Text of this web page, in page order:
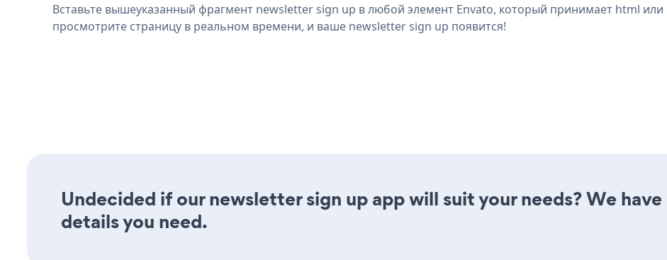
Вставьте вышеуказанный фрагмент newsletter sign up в любой элемент Envato, который принимает html или
просмотрите страницу в реальном времени, и ваше newsletter sign up появится!
Undecided if our newsletter sign up app will suit your needs? We
details you need.